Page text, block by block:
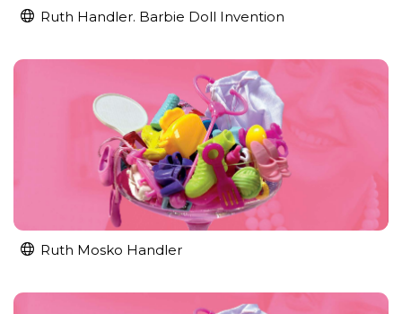
Ruth Handler. Barbie Doll Invention
Ruth Mosko Handler